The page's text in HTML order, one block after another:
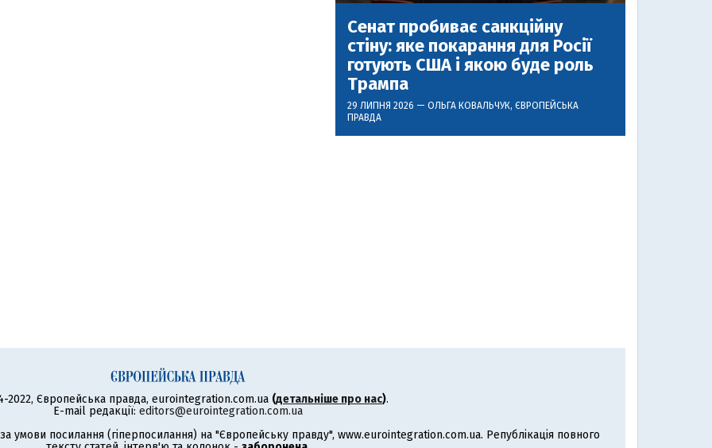
Сенат пробиває санкційну
стіну: яке покарання для Росії
готують США і якою буде роль
Трампа
29 ЛИПНЯ 2026 — ОЛЬГА КОВАЛЬЧУК, ЄВРОПЕЙСЬКА
ПРАВДА
2022, Європейська правда, eurointegration.com.ua (детальніше про нас).
E-mail редакції: editors@eurointegration.com.ua
умови посилання (гіперпосилання) на "Європейську правду", www.eurointegration.com.ua. Републікація повного